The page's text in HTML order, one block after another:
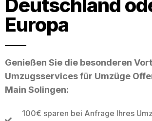
Deutschland
Europa
Genießen Sie die besonderen
Umzugsservices für Umzüge
Main Solingen:
100€ sparen bei Anfrage Ihres